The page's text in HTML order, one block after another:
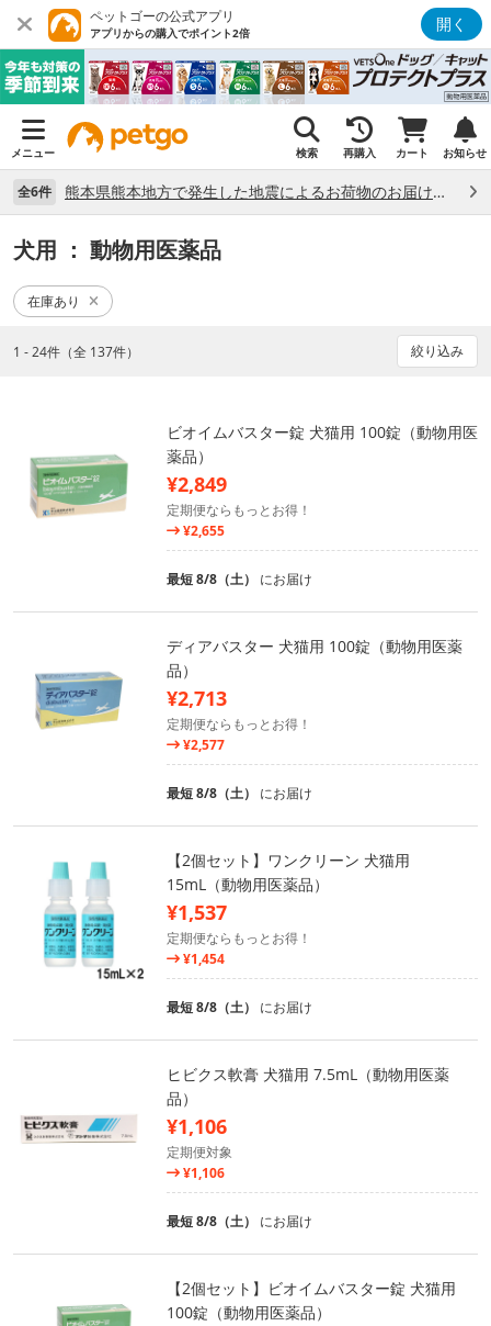
ペットゴーの公式アプリ
アプリからの購入でポイント2倍 開く
メニュー 検索 再購入 カート お知らせ
全6件 熊本県熊本地方で発生した地震によるお荷物のお届け状況について （7/28）
犬用 ： 動物用医薬品
在庫あり
1 - 24件（全 137件） 絞り込み
ビオイムバスター錠 犬猫用 100錠（動物用医
薬品）
¥2,849
定期便ならもっとお得！
¥2,655
最短 8/8（土） にお届け
ディアバスター 犬猫用 100錠（動物用医薬
品）
¥2,713
定期便ならもっとお得！
¥2,577
最短 8/8（土） にお届け
【2個セット】ワンクリーン 犬猫用
15mL（動物用医薬品）
¥1,537
定期便ならもっとお得！
¥1,454
最短 8/8（土） にお届け
ヒビクス軟膏 犬猫用 7.5mL（動物用医薬
品）
¥1,106
定期便対象
¥1,106
最短 8/8（土） にお届け
【2個セット】ビオイムバスター錠 犬猫用
100錠（動物用医薬品）